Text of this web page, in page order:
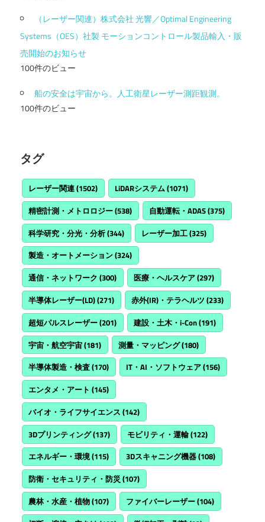
（レーザー関連）株式会社 光響／Optimal Engineering
Systems（OES）社製 モーションコントロール製品輸入・販
売開始のお知らせ
100件のビュー
船の安全は宇宙から。人工衛星レーザー測距観測。
100件のビュー
タグ
レーザー関連(1502) LiDARシステム(1071)
精密計測・メトロロジー(538) 自動運転・ADAS(375)
科学研究・分光・分析(344) レーザー加工(325)
製造・オートメーション(324)
通信・ネットワーク (300) 医療・ヘルスケア(297)
半導体レーザー(LD)(271) 赤外(IR)・テラヘルツ (233)
超短パルスレーザー(201) 建設・土木・i-Con(191)
宇宙・航空宇宙(181) 測量・マッピング(180)
半導体製造・検査(170) IT・AI・ソフトウェア(156)
エンタメ・アート (145)
バイオ・ライフサイエンス (142)
3Dプリンティング(137) モビリティ・運輸(122)
エネルギー・環境(115) 3Dスキャニング機器(108)
防衛・セキュリティ・防災(107)
農林・水産・植物(107) ファイバーレーザー(104)